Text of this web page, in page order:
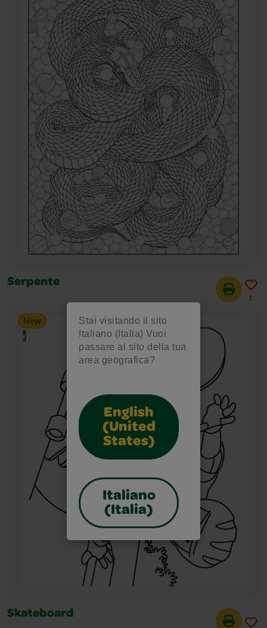
Stai visitando il sito
Italiano (Italia) Vuoi
passare al sito della tua
area geografica?
English
(United
States)
Italiano
(Italia)
Serpente
1
New
Skateboard